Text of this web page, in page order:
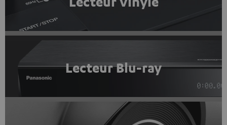
Lecteur Blu-ray